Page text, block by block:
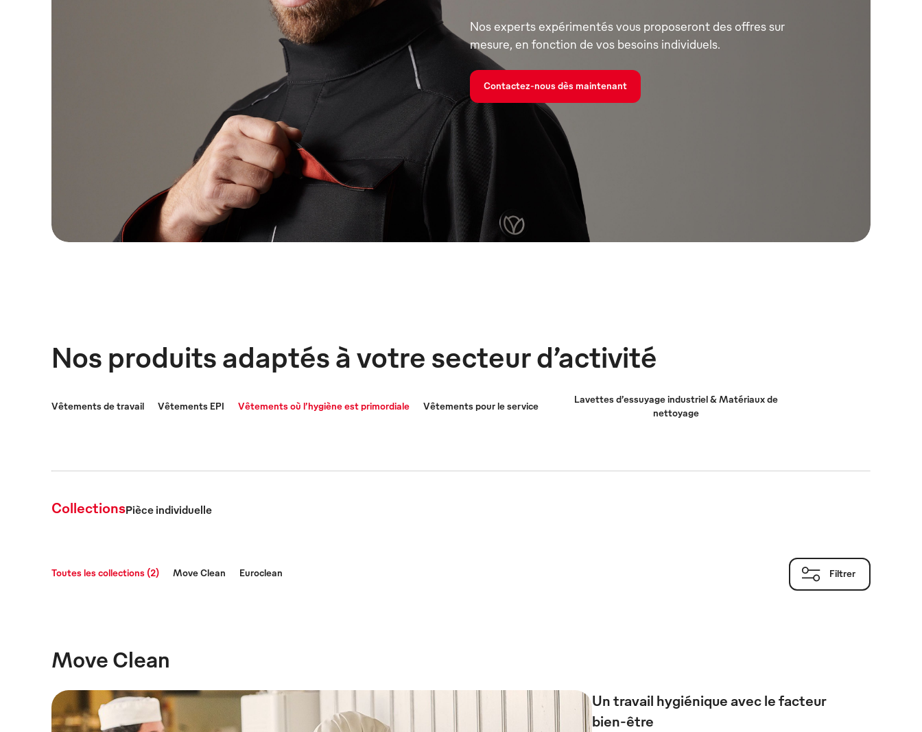
Nos experts expérimentés vous proposeront des offres sur
mesure, en fonction de vos besoins individuels.
Contactez-nous dès maintenant
Nos produits adaptés à votre secteur d’activité
Vêtements de travail Vêtements EPI Vêtements où l’hygiène est primordiale Vêtements pour le service
Lavettes d’essuyage industriel & Matériaux de
nettoyage
CollectionsPièce individuelle
Toutes les collections (2) Move Clean Euroclean Filtrer
Move Clean
Un travail hygiénique avec le facteur
bien-être